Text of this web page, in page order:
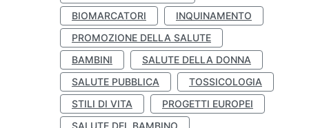
BIOMARCATORI
INQUINAMENTO
PROMOZIONE DELLA SALUTE
BAMBINI
SALUTE DELLA DONNA
SALUTE PUBBLICA
TOSSICOLOGIA
STILI DI VITA
PROGETTI EUROPEI
SALUTE DEL BAMBINO